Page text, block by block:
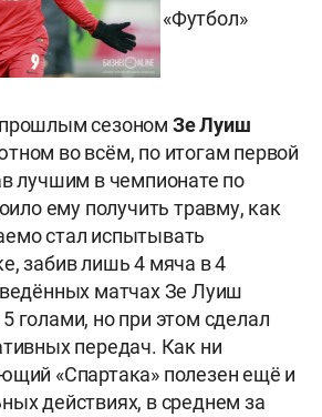
«Футбол»
сезоном Зе Луиш
во всём, по итогам первой
лучшим в чемпионате по
ему получить травму, как
стал испытывать
забив лишь 4 мяча в 4
матчах Зе Луиш
голами, но при этом сделал
передач. Как ни
«Спартака» полезен ещё и
действиях, в среднем за